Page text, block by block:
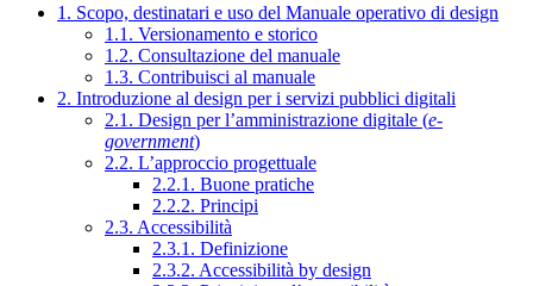
1. Scopo, destinatari e uso del Manuale operativo di design
1.1. Versionamento e storico
1.2. Consultazione del manuale
1.3. Contribuisci al manuale
2. Introduzione al design per i servizi pubblici digitali
2.1. Design per l’amministrazione digitale (e-
government)
2.2. L’approccio progettuale
2.2.1. Buone pratiche
2.2.2. Principi
2.3. Accessibilità
2.3.1. Definizione
2.3.2. Accessibilità by design